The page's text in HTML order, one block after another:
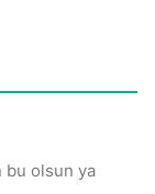
bu olsun ya